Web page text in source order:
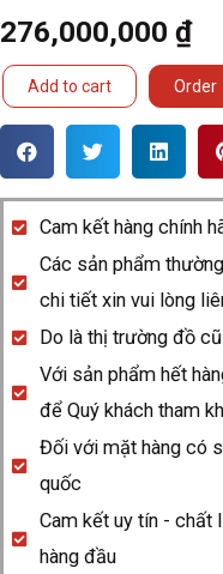
276,000,000 ₫
Breitling
Chronomat
44
UB0136251B1S1
quantity
Add to cart Order
Cam kết hàng chính
Các sản phẩm
chi tiết xin vui lòng
Do là thị trường đồ
Với sản phẩm hết
để Quý khách tham
Đối với mặt hàng có
quốc
Cam kết uy tín - chất
hàng đầu